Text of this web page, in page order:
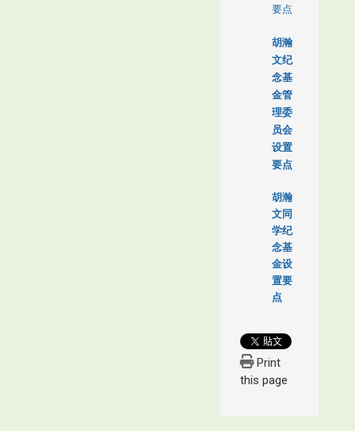
要点
胡瀚
文纪
念基
金管
理委
员会
设置
要点
胡瀚
文同
学纪
念基
金设
置要
点
Print
this page